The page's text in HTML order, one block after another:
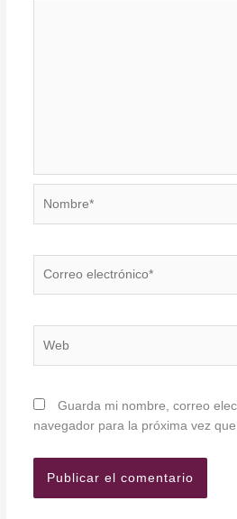
Guarda mi nombre, correo
navegador para la próxima vez que